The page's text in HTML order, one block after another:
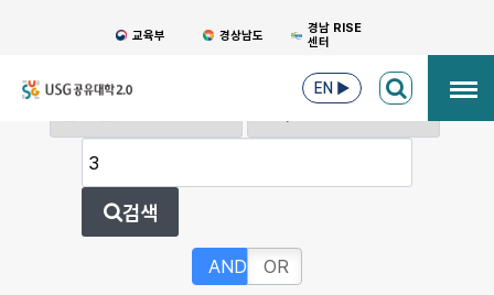
교육부 경상남도
경남 RISE
센터
EN ▶
검색
AND OR